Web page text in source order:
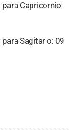
Capricornio:
Sagitario: 09